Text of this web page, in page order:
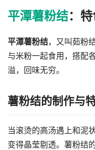
平潭薯粉结：
平潭薯粉结，又叫茹粉
与米粉一起食用，搭配
溢，回味无穷。
薯粉结的制作与
当滚烫的高汤遇上和泥
变得晶莹剔透。薯粉结